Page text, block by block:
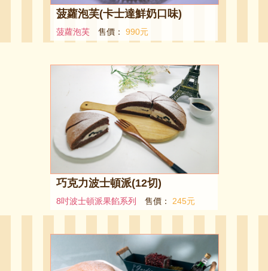
菠蘿泡芙(卡士達鮮奶口味)
菠蘿泡芙 售價： 990元
巧克力波士頓派(12切)
8吋波士頓派果餡系列 售價： 245元